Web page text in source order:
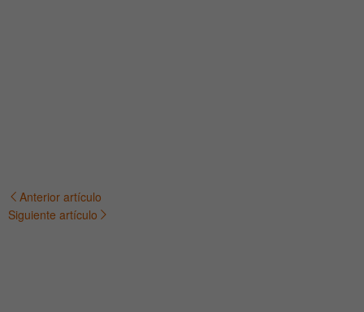
Navegación
Anterior artículo
Siguiente artículo